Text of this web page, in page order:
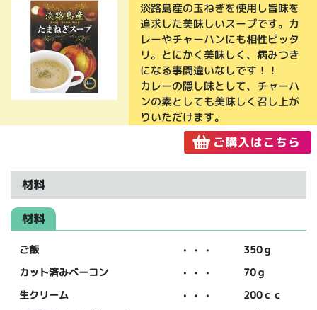
淡路島産の玉ねぎを使用し旨味を
追求した美味しいスープです。カ
レーやチャーハンにも相性ピッタ
リ。とにかく美味しく、病みつき
になる事間違いなしです！！
カレーの隠し味として、チャーハ
ンの素としても美味しく召し上が
りいただけます。
材料
材料
ご飯 ・・・
350ｇ
カット済みベーコン
・・・
70ｇ
生クリーム
・・・
200ｃｃ